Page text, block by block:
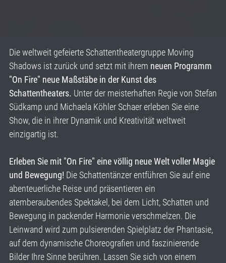
Die weltweit gefeierte Schattentheatergruppe Moving
Shadows ist zurück und setzt mit ihrem neuen Programm
"On Fire" neue Maßstäbe in der Kunst des
Schattentheaters. Unter der meisterhaften Regie von Stefan
Südkamp und Michaela Köhler Schaer erleben Sie eine
Show, die in ihrer Dynamik und Kreativität weltweit
einzigartig ist.
Erleben Sie mit "On Fire" eine völlig neue Welt voller Magie
und Bewegung! Die Schattentänzer entführen Sie auf eine
abenteuerliche Reise und präsentieren ein
atemberaubendes Spektakel, bei dem Licht, Schatten und
Bewegung in packender Harmonie verschmelzen. Die
Leinwand wird zum pulsierenden Spielplatz der Phantasie,
auf dem dynamische Choreografien und faszinierende
Bilder Ihre Sinne berühren. Lassen Sie sich von einem